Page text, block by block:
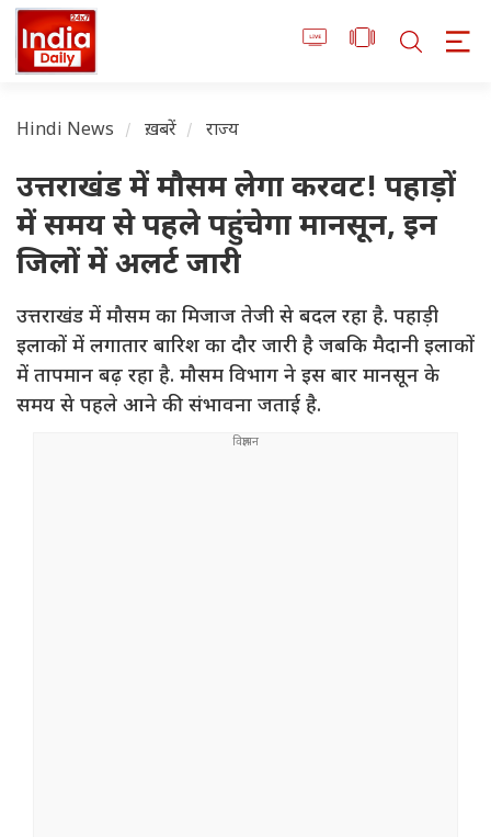
Hindi News ख़बरें राज्य
उत्तराखंड में मौसम लेगा करवट! पहाड़ों
में समय से पहले पहुंचेगा मानसून, इन
जिलों में अलर्ट जारी
उत्तराखंड में मौसम का मिजाज तेजी से बदल रहा है. पहाड़ी
इलाकों में लगातार बारिश का दौर जारी है जबकि मैदानी इलाकों
में तापमान बढ़ रहा है. मौसम विभाग ने इस बार मानसून के
समय से पहले आने की संभावना जताई है.